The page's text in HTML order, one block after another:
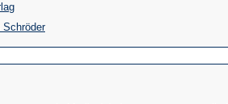
(Öffnet
in
einem
neuen
Schröder(Öffnet
in
einem